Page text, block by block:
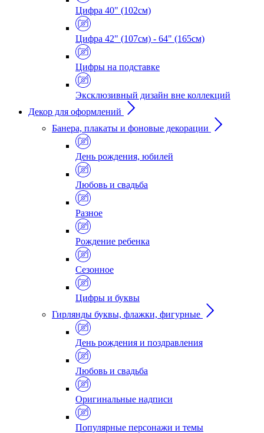
Цифра 40" (102см)
Цифра 42" (107см) - 64" (165см)
Цифры на подставке
Эксклюзивный дизайн вне коллекций
Декор для оформлений
Банера, плакаты и фоновые декорации
День рождения, юбилей
Любовь и свадьба
Разное
Рождение ребенка
Сезонное
Цифры и буквы
Гирлянды буквы, флажки, фигурные
День рождения и поздравления
Любовь и свадьба
Оригинальные надписи
Популярные персонажи и темы